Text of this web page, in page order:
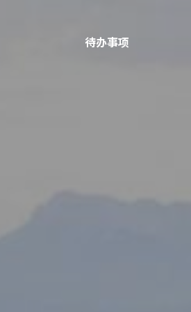
待办事项